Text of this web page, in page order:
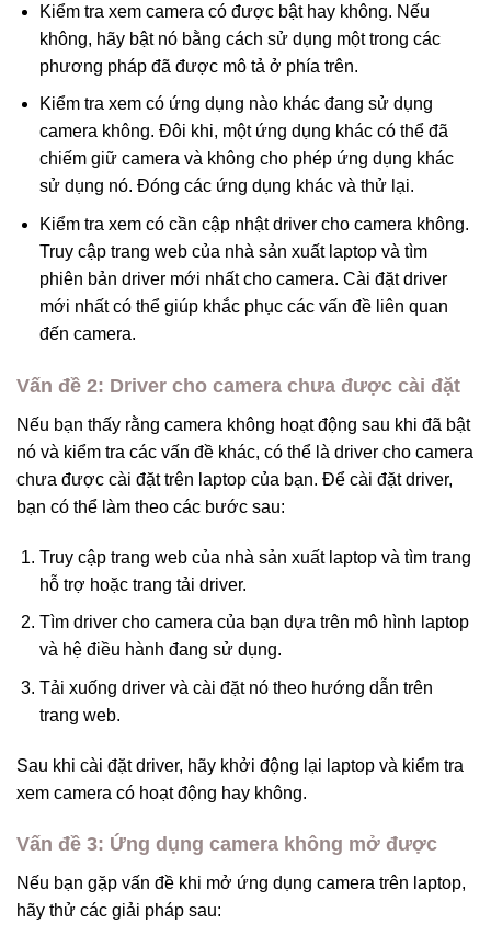
Kiểm tra xem camera có được bật hay không. Nếu
không, hãy bật nó bằng cách sử dụng một trong các
phương pháp đã được mô tả ở phía trên.
Kiểm tra xem có ứng dụng nào khác đang sử dụng
camera không. Đôi khi, một ứng dụng khác có thể đã
chiếm giữ camera và không cho phép ứng dụng khác
sử dụng nó. Đóng các ứng dụng khác và thử lại.
Kiểm tra xem có cần cập nhật driver cho camera không.
Truy cập trang web của nhà sản xuất laptop và tìm
phiên bản driver mới nhất cho camera. Cài đặt driver
mới nhất có thể giúp khắc phục các vấn đề liên quan
đến camera.
Vấn đề 2: Driver cho camera chưa được cài đặt
Nếu bạn thấy rằng camera không hoạt động sau khi đã bật
nó và kiểm tra các vấn đề khác, có thể là driver cho camera
chưa được cài đặt trên laptop của bạn. Để cài đặt driver,
bạn có thể làm theo các bước sau:
Truy cập trang web của nhà sản xuất laptop và tìm trang
hỗ trợ hoặc trang tải driver.
Tìm driver cho camera của bạn dựa trên mô hình laptop
và hệ điều hành đang sử dụng.
Tải xuống driver và cài đặt nó theo hướng dẫn trên
trang web.
Sau khi cài đặt driver, hãy khởi động lại laptop và kiểm tra
xem camera có hoạt động hay không.
Vấn đề 3: Ứng dụng camera không mở được
Nếu bạn gặp vấn đề khi mở ứng dụng camera trên laptop,
hãy thử các giải pháp sau: